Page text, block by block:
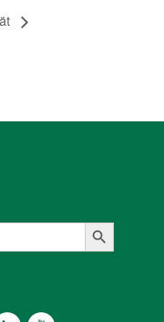
Search Button